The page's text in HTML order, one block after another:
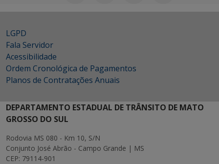
LGPD
Fala Servidor
Acessibilidade
Ordem Cronológica de Pagamentos
Planos de Contratações Anuais
DEPARTAMENTO ESTADUAL DE TRÂNSITO DE MATO
GROSSO DO SUL
Rodovia MS 080 - Km 10, S/N
Conjunto José Abrão - Campo Grande | MS
CEP: 79114-901